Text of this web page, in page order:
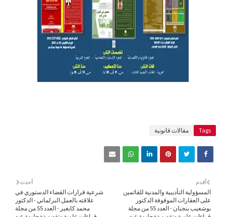
Tags مقالات قانونية
أحدث
شرعية قرارات القضاء الدستوري في
علاقته بالعمل البرلماني - الدكتور
محمد كابغير - العدد 55 من مجلة
أقدم
المسؤولية التأديبية والمدنية للقائمين
على العقارات الموقوفة الدكتور
بوشعيب بنجنان - العدد 55 من مجلة